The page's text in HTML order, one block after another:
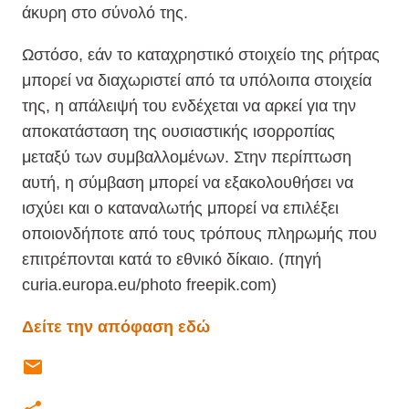
άκυρη στο σύνολό της.
Ωστόσο, εάν το καταχρηστικό στοιχείο της ρήτρας
μπορεί να διαχωριστεί από τα υπόλοιπα στοιχεία
της, η απάλειψή του ενδέχεται να αρκεί για την
αποκατάσταση της ουσιαστικής ισορροπίας
μεταξύ των συμβαλλομένων. Στην περίπτωση
αυτή, η σύμβαση μπορεί να εξακολουθήσει να
ισχύει και ο καταναλωτής μπορεί να επιλέξει
οποιονδήποτε από τους τρόπους πληρωμής που
επιτρέπονται κατά το εθνικό δίκαιο. (πηγή
curia.europa.eu/photo freepik.com)
Δείτε την απόφαση εδώ